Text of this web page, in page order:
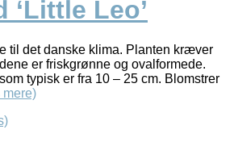
‘Little Leo’
til det danske klima. Planten kræver
er friskgrønne og ovalformede.
typisk er fra 10 – 25 cm. Blomstrer